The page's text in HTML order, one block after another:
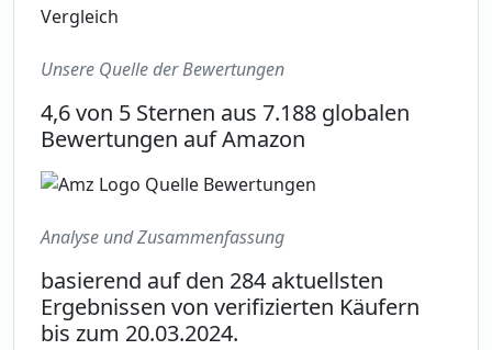
Unsere Quelle der Bewertungen
4,6 von 5 Sternen aus 7.188 globalen
Bewertungen auf Amazon
Analyse und Zusammenfassung
basierend auf den 284 aktuellsten
Ergebnissen von verifizierten Käufern
bis zum 20.03.2024.